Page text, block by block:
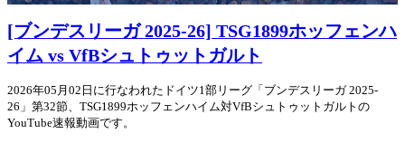
[ブンデスリーガ 2025-26] TSG1899ホッフェンハ
イム vs VfBシュトゥットガルト
2026年05月02日に行なわれたドイツ1部リーグ「ブンデスリーガ 2025-
26」第32節、TSG1899ホッフェンハイム対VfBシュトゥットガルトの
YouTube速報動画です。